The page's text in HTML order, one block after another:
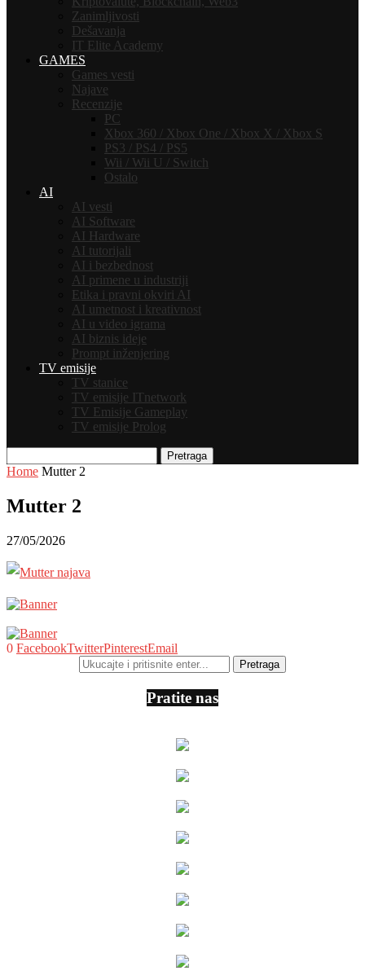
Zanimljivosti
Dešavanja
IT Elite Academy
GAMES
Games vesti
Najave
Recenzije
PC
Xbox 360 / Xbox One / Xbox X / Xbox S
PS3 / PS4 / PS5
Wii / Wii U / Switch
Ostalo
AI
AI vesti
AI Software
AI Hardware
AI tutorijali
AI i bezbednost
AI primene u industriji
Etika i pravni okviri AI
AI umetnost i kreativnost
AI u video igrama
AI biznis ideje
Prompt inženjering
TV emisije
TV stanice
TV emisije ITnetwork
TV Emisije Gameplay
TV emisije Prolog
Pretraga
Home Mutter 2
Mutter 2
27/05/2026
0 FacebookTwitterPinterestEmail
Pratite nas